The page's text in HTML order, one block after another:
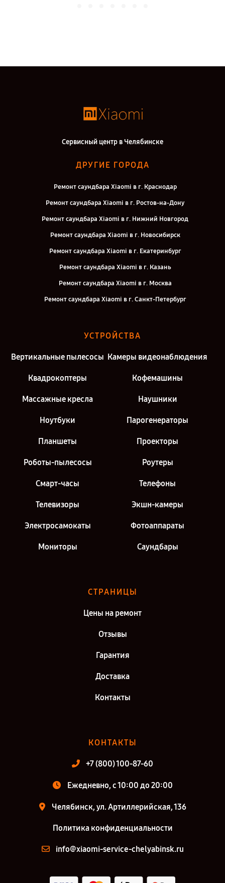
Сервисный центр в Челябинске
ДРУГИЕ ГОРОДА
Ремонт саундбара Xiaomi в г. Краснодар
Ремонт саундбара Xiaomi в г. Ростов-на-Дону
Ремонт саундбара Xiaomi в г. Нижний Новгород
Ремонт саундбара Xiaomi в г. Новосибирск
Ремонт саундбара Xiaomi в г. Екатеринбург
Ремонт саундбара Xiaomi в г. Казань
Ремонт саундбара Xiaomi в г. Москва
Ремонт саундбара Xiaomi в г. Санкт-Петербург
УСТРОЙСТВА
Вертикальные пылесосы Камеры видеонаблюдения
Квадрокоптеры Кофемашины
Массажные кресла Наушники
Ноутбуки Парогенераторы
Планшеты Проекторы
Роботы-пылесосы Роутеры
Смарт-часы Телефоны
Телевизоры Экшн-камеры
Электросамокаты Фотоаппараты
Мониторы Саундбары
СТРАНИЦЫ
Цены на ремонт
Отзывы
Гарантия
Доставка
Контакты
КОНТАКТЫ
+7 (800) 100-87-60
Ежедневно, с 10:00 до 20:00
Челябинск, ул. Артиллерийская, 136
Политика конфиденциальности
info@xiaomi-service-chelyabinsk.ru